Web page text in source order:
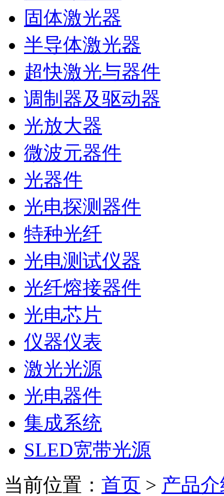
固体激光器
半导体激光器
超快激光与器件
调制器及驱动器
光放大器
微波元器件
光器件
光电探测器件
特种光纤
光电测试仪器
光纤熔接器件
光电芯片
仪器仪表
激光光源
光电器件
集成系统
SLED宽带光源
当前位置： 首页 > 产品